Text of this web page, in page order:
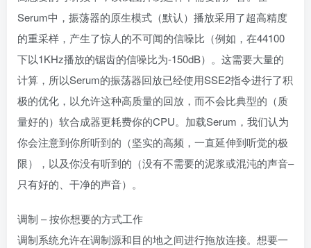
Serum中，振荡器的原生模式（默认）播放采用了超高精度
的重采样，产生了惊人的不可闻的信噪比（例如，在44100
下以1KHz播放的锯齿的信噪比为-150dB）。这需要大量的
计算，所以Serum的振荡器回放已经使用SSE2指令进行了积
极的优化，以允许这种高质量的回放，而不会比典型的（质
量好的）软合成器更耗费你的CPU。加载Serum，我们认为
你会注意到你所听到的（坚实的高频，一直延伸到听觉的极
限），以及你没有听到的（没有不需要的泥浆或混沌的声音–
只有好的、干净的声音）。
调制 – 按你想要的方式工作
调制系统允许在调制源和目的地之间进行拖放连接。想要一